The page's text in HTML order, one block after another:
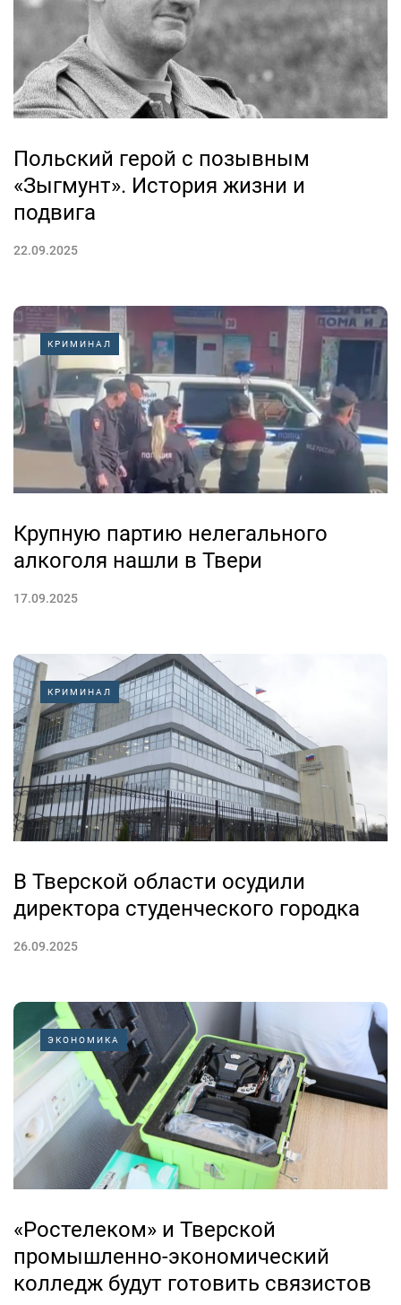
Польский герой с позывным
«Зыгмунт». История жизни и
подвига
22.09.2025
КРИМИНАЛ
Крупную партию нелегального
алкоголя нашли в Твери
17.09.2025
КРИМИНАЛ
В Тверской области осудили
директора студенческого городка
26.09.2025
ЭКОНОМИКА
«Ростелеком» и Тверской
промышленно-экономический
колледж будут готовить связистов